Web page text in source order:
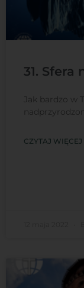
31. Sfera
Jak bardzo w
CZYTAJ WIĘCEJ